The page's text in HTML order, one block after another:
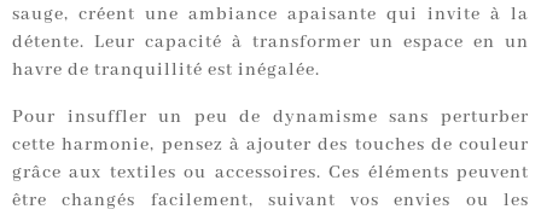
sauge, créent une ambiance apaisante qui invite à la
détente. Leur capacité à transformer un espace en un
havre de tranquillité est inégalée.
Pour insuffler un peu de dynamisme sans perturber
cette harmonie, pensez à ajouter des touches de couleur
grâce aux textiles ou accessoires. Ces éléments peuvent
être changés facilement, suivant vos envies ou les